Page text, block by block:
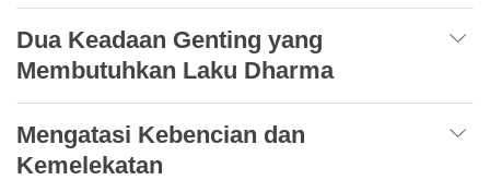
Dua Keadaan Genting yang
Membutuhkan Laku Dharma
Mengatasi Kebencian dan
Kemelekatan